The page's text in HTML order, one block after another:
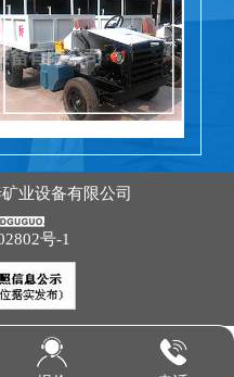
业设备有限公司
号-1